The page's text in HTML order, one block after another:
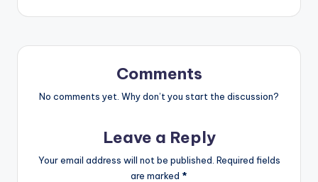
Comments
No comments yet. Why don’t you start the discussion?
Leave a Reply
Your email address will not be published. Required fields
are marked *